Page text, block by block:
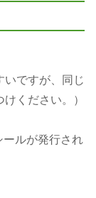
ですが、同じ
ください。）
ルが発行され